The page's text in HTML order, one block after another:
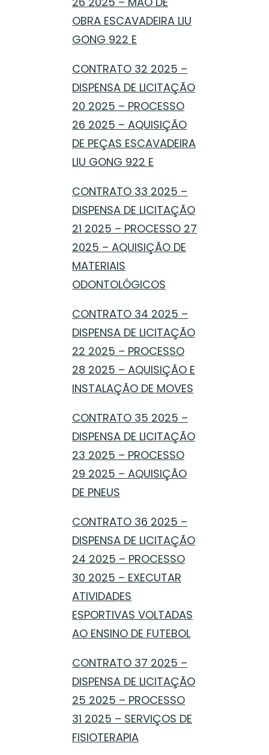
OBRA ESCAVADEIRA LIU
GONG 922 E
CONTRATO 32 2025 –
DISPENSA DE LICITAÇÃO
20 2025 – PROCESSO
26 2025 – AQUISIÇÃO
DE PEÇAS ESCAVADEIRA
LIU GONG 922 E
CONTRATO 33 2025 –
DISPENSA DE LICITAÇÃO
21 2025 – PROCESSO 27
2025 – AQUISIÇÃO DE
MATERIAIS
ODONTOLÓGICOS
CONTRATO 34 2025 –
DISPENSA DE LICITAÇÃO
22 2025 – PROCESSO
28 2025 – AQUISIÇÃO E
INSTALAÇÃO DE MOVES
CONTRATO 35 2025 –
DISPENSA DE LICITAÇÃO
23 2025 – PROCESSO
29 2025 – AQUISIÇÃO
DE PNEUS
CONTRATO 36 2025 –
DISPENSA DE LICITAÇÃO
24 2025 – PROCESSO
30 2025 – EXECUTAR
ATIVIDADES
ESPORTIVAS VOLTADAS
AO ENSINO DE FUTEBOL
CONTRATO 37 2025 –
DISPENSA DE LICITAÇÃO
25 2025 – PROCESSO
31 2025 – SERVIÇOS DE
FISIOTERAPIA